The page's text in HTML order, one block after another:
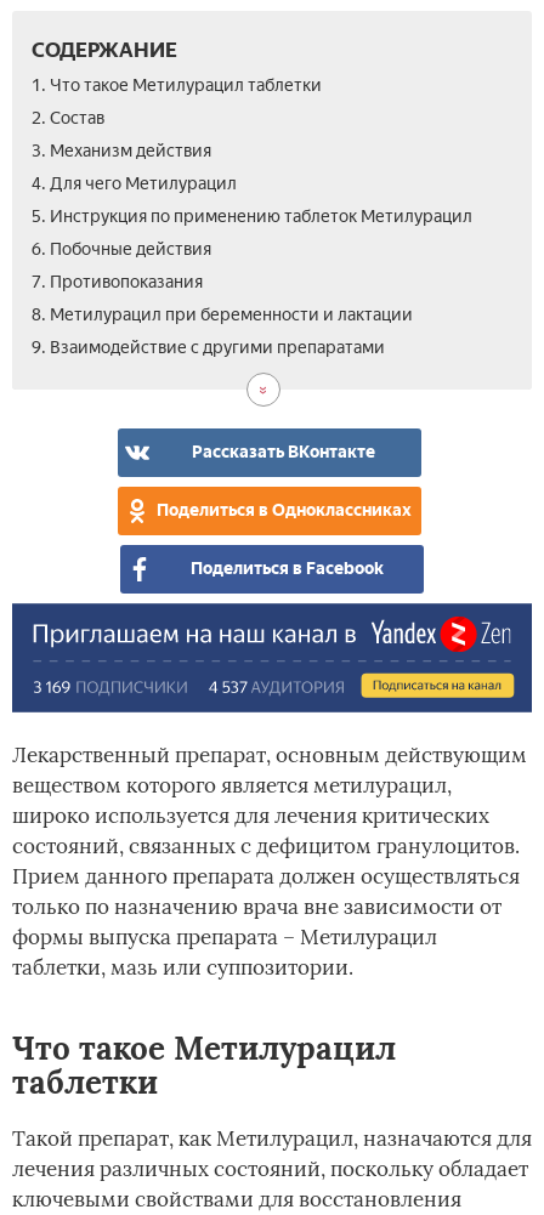
СОДЕРЖАНИЕ
1. Что такое Метилурацил таблетки
2. Состав
3. Механизм действия
4. Для чего Метилурацил
5. Инструкция по применению таблеток Метилурацил
6. Побочные действия
7. Противопоказания
8. Метилурацил при беременности и лактации
9. Взаимодействие с другими препаратами
Рассказать ВКонтакте
Поделиться в Одноклассниках
Поделиться в Facebook
Лекарственный препарат, основным действующим
веществом которого является метилурацил,
широко используется для лечения критических
состояний, связанных с дефицитом гранулоцитов.
Прием данного препарата должен осуществляться
только по назначению врача вне зависимости от
формы выпуска препарата – Метилурацил
таблетки, мазь или суппозитории.
Что такое Метилурацил
таблетки
Такой препарат, как Метилурацил, назначаются для
лечения различных состояний, поскольку обладает
ключевыми свойствами для восстановления